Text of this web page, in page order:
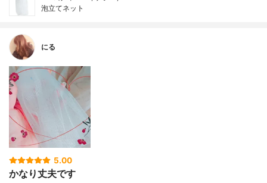
泡立てネット
にる
5.00
かなり丈夫です